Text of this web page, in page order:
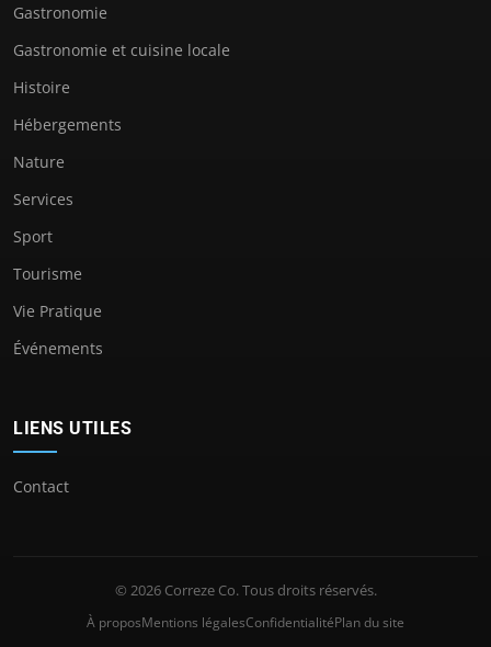
Gastronomie
Gastronomie et cuisine locale
Histoire
Hébergements
Nature
Services
Sport
Tourisme
Vie Pratique
Événements
LIENS UTILES
Contact
© 2026 Correze Co. Tous droits réservés.
À proposMentions légalesConfidentialitéPlan du site